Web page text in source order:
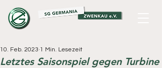
Letztes Saisonspiel gegen Turbine
10. Feb. 2023 1 Min. Lesezeit